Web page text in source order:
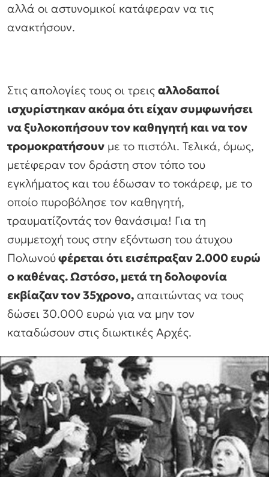
αλλά οι αστυνομικοί κατάφεραν να τις
ανακτήσουν.
Στις απολογίες τους οι τρεις αλλοδαποί
ισχυρίστηκαν ακόμα ότι είχαν συμφωνήσει
να ξυλοκοπήσουν τον καθηγητή και να τον
τρομοκρατήσουν με το πιστόλι. Τελικά, όμως,
μετέφεραν τον δράστη στον τόπο του
εγκλήματος και του έδωσαν το τοκάρεφ, με το
οποίο πυροβόλησε τον καθηγητή,
τραυματίζοντάς τον θανάσιμα! Για τη
συμμετοχή τους στην εξόντωση του άτυχου
Πολωνούφέρεται ότι εισέπραξαν 2.000 ευρώ
ο καθένας. Ωστόσο, μετά τη δολοφονία
εκβίαζαν τον 35χρονο, απαιτώντας να τους
δώσει 30.000 ευρώ για να μην τον
καταδώσουν στις διωκτικές Αρχές.